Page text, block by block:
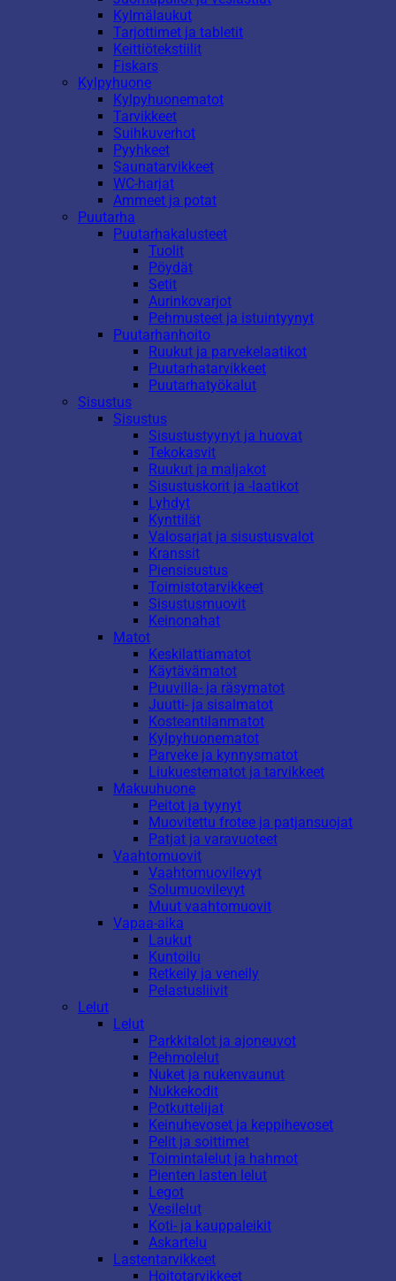
Kylmälaukut
Tarjottimet ja tabletit
Keittiötekstiilit
Fiskars
Kylpyhuone
Kylpyhuonematot
Tarvikkeet
Suihkuverhot
Pyyhkeet
Saunatarvikkeet
WC-harjat
Ammeet ja potat
Puutarha
Puutarhakalusteet
Tuolit
Pöydät
Setit
Aurinkovarjot
Pehmusteet ja istuintyynyt
Puutarhanhoito
Ruukut ja parvekelaatikot
Puutarhatarvikkeet
Puutarhatyökalut
Sisustus
Sisustus
Sisustustyynyt ja huovat
Tekokasvit
Ruukut ja maljakot
Sisustuskorit ja -laatikot
Lyhdyt
Kynttilät
Valosarjat ja sisustusvalot
Kranssit
Piensisustus
Toimistotarvikkeet
Sisustusmuovit
Keinonahat
Matot
Keskilattiamatot
Käytävämatot
Puuvilla- ja räsymatot
Juutti- ja sisalmatot
Kosteantilanmatot
Kylpyhuonematot
Parveke ja kynnysmatot
Liukuestematot ja tarvikkeet
Makuuhuone
Peitot ja tyynyt
Muovitettu frotee ja patjansuojat
Patjat ja varavuoteet
Vaahtomuovit
Vaahtomuovilevyt
Solumuovilevyt
Muut vaahtomuovit
Vapaa-aika
Laukut
Kuntoilu
Retkeily ja veneily
Pelastusliivit
Lelut
Lelut
Parkkitalot ja ajoneuvot
Pehmolelut
Nuket ja nukenvaunut
Nukkekodit
Potkuttelijat
Keinuhevoset ja keppihevoset
Pelit ja soittimet
Toimintalelut ja hahmot
Pienten lasten lelut
Legot
Vesilelut
Koti- ja kauppaleikit
Askartelu
Lastentarvikkeet
Hoitotarvikkeet